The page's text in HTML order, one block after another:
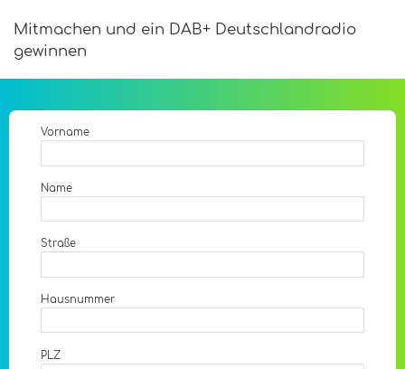
Mitmachen und ein DAB+ Deutschlandradio
gewinnen
Vorname
Name
Straße
Hausnummer
PLZ